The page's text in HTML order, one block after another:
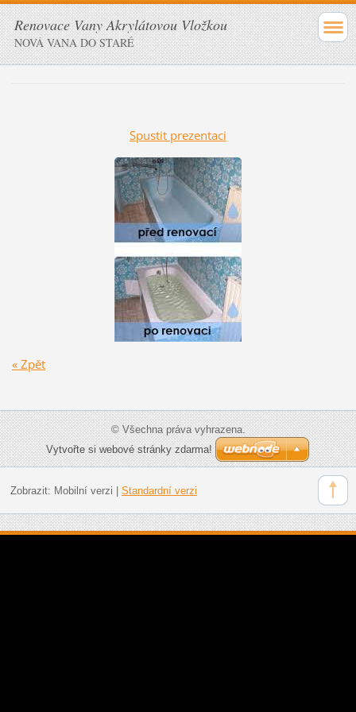
Renovace Vany Akrylátovou Vložkou
NOVÁ VANA DO STARÉ
Spustit prezentaci
« Zpět
© Všechna práva vyhrazena.
Vytvořte si webové stránky zdarma!
Zobrazit: Mobilní verzi Standardní verzi